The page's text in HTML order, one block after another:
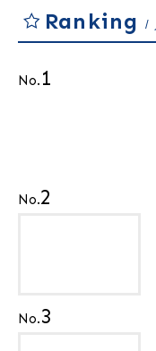
Ranking
No. 1
No.2
No.3